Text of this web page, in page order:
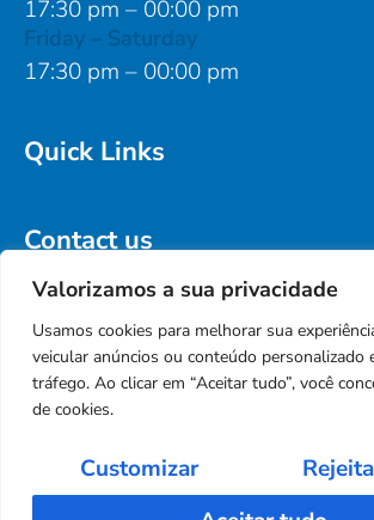
Valorizamos a sua privacidade
Usamos cookies para melhorar sua
veicular anúncios ou conteúdo personalizado
tráfego. Ao clicar em “Aceitar tudo”, você
de cookies.
Customizar
17:30 pm – 00:00 pm
Friday – Saturday
17:30 pm – 00:00 pm
Quick Links
Contact us
Address
Street no, City, Country 123456
Email
info@domainname.com